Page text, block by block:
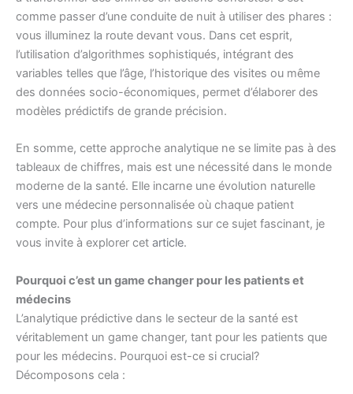
comme passer d’une conduite de nuit à utiliser des phares :
vous illuminez la route devant vous. Dans cet esprit,
l’utilisation d’algorithmes sophistiqués, intégrant des
variables telles que l’âge, l’historique des visites ou même
des données socio-économiques, permet d’élaborer des
modèles prédictifs de grande précision.
En somme, cette approche analytique ne se limite pas à des
tableaux de chiffres, mais est une nécessité dans le monde
moderne de la santé. Elle incarne une évolution naturelle
vers une médecine personnalisée où chaque patient
compte. Pour plus d’informations sur ce sujet fascinant, je
vous invite à explorer cet article.
Pourquoi c’est un game changer pour les patients et
médecins
L’analytique prédictive dans le secteur de la santé est
véritablement un game changer, tant pour les patients que
pour les médecins. Pourquoi est-ce si crucial?
Décomposons cela :